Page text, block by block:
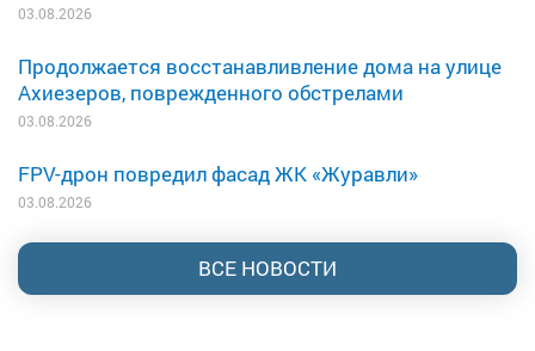
03.08.2026
Продолжается восстанавливление дома на улице
Ахиезеров, поврежденного обстрелами
03.08.2026
FPV-дрон повредил фасад ЖК «Журавли»
03.08.2026
ВСЕ НОВОСТИ